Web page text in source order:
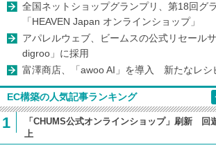
全国ネットショップグランプリ、第18回グ
「HEAVEN Japan オンラインショップ」
アパレルウェブ、ビームスの公式リセール
digroo」に採用
富澤商店、「awoo AI」を導入 新たなレシ
EC構築の人気記事ランキング
1
「CHUMS公式オンラインショップ」刷新 回
上